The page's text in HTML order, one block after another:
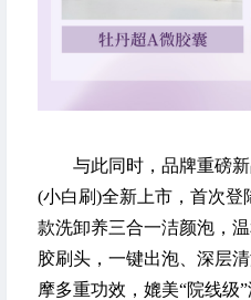
与此同时，品牌重磅新
(小白刷)全新上市，首次登
款洗卸养三合一洁颜泡，
胶刷头，一键出泡、深层
摩多重功效，媲美“院线级